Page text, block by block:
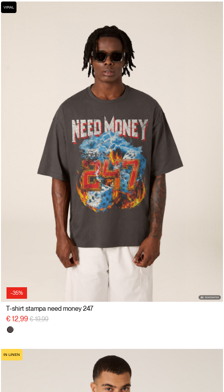
-35%
VIRAL
T-shirt stampa need money 247
€ 12,99 precio rebajado desde
€ 19,99a
IN LINEN